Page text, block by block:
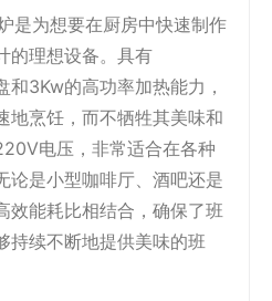
是为想要在厨房中快速制作
的理想设备。具有
3Kw的高功率加热能力，
地烹饪，而不牺牲其美味和
电压，非常适合在各种
论是小型咖啡厅、酒吧还是
效能耗比相结合，确保了班
持续不断地提供美味的班